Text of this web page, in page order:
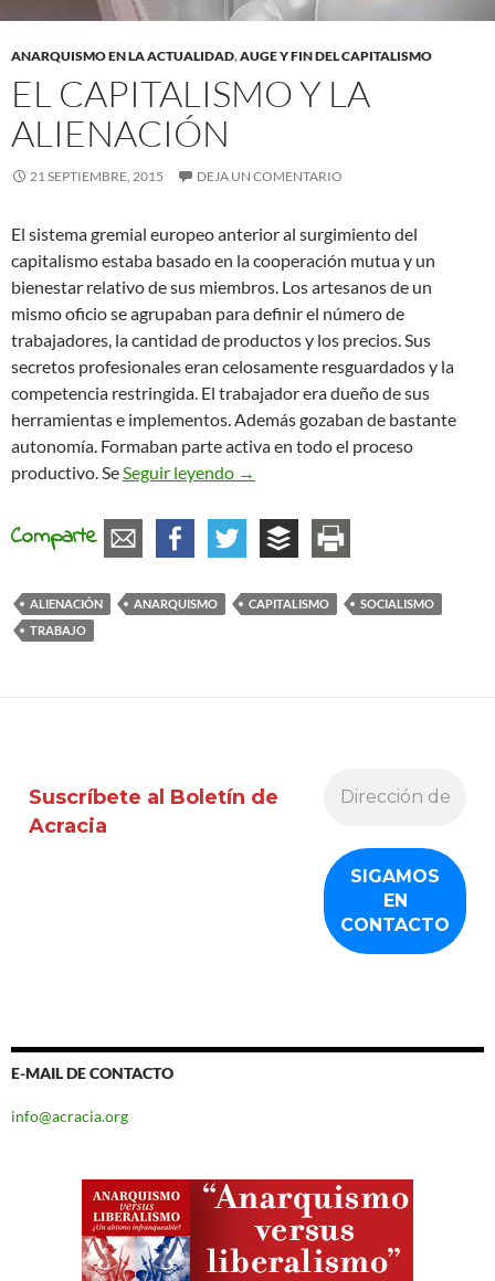
ANARQUISMO EN LA ACTUALIDAD,AUGE Y FIN DEL CAPITALISMO
EL CAPITALISMO Y LA
ALIENACIÓN
21 SEPTIEMBRE, 2015 DEJA UN COMENTARIO
El sistema gremial europeo anterior al surgimiento del
capitalismo estaba basado en la cooperación mutua y un
bienestar relativo de sus miembros. Los artesanos de un
mismo oficio se agrupaban para definir el número de
trabajadores, la cantidad de productos y los precios. Sus
secretos profesionales eran celosamente resguardados y la
competencia restringida. El trabajador era dueño de sus
herramientas e implementos. Además gozaban de bastante
autonomía. Formaban parte activa en todo el proceso
productivo. SeSeguir leyendo El capitalismo y la alienación
→
Comparte
ALIENACIÓN ANARQUISMO CAPITALISMO
SOCIALISMO
TRABAJO
Suscríbete al Boletín de
Acracia
E-MAIL DE CONTACTO
info@acracia.org